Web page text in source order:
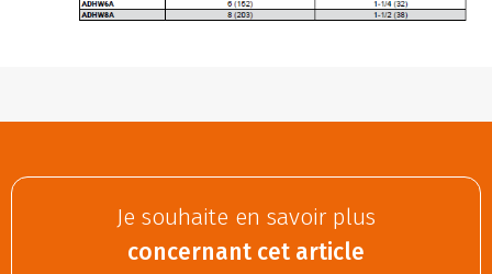
Je souhaite en savoir plus
concernant cet article